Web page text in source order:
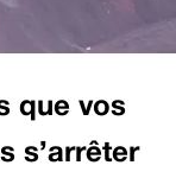
que vos
s’arrêter